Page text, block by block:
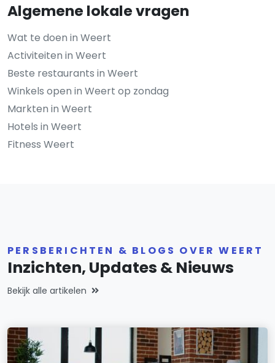
Algemene lokale vragen
Wat te doen in Weert
Activiteiten in Weert
Beste restaurants in Weert
Winkels open in Weert op zondag
Markten in Weert
Hotels in Weert
Fitness Weert
PERSBERICHTEN & BLOGS OVER WEERT
Inzichten, Updates & Nieuws
Bekijk alle artikelen